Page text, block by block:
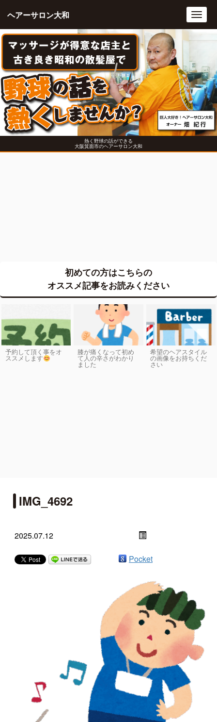
熱く野球の話ができる
大阪箕面市のヘアーサロン大和
ヘアーサロン大和
初めての方はこちらの
オススメ記事をお読みください
予約して頂く事をオ
ススメします
膝が痛くなって初め
て人の辛さがわかり
ました
希望のヘアスタイル
の画像をお持ちくだ
さい
IMG_4692
2025.07.12
Pocket